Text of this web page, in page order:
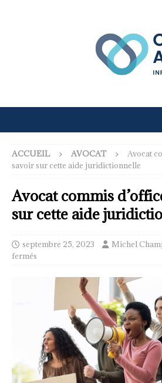
ACCUEIL AVOCAT
Avocat
savoir sur cette aide juridictionnelle
Avocat commis
sur cette aide
septembre 25, 2023 Michel
fermés